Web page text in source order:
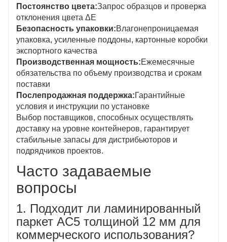
Постоянство цвета:Запрос образцов и проверка
отклонения цвета ΔE
Безопасность упаковки:Влагонепроницаемая
упаковка, усиленные поддоны, картонные коробки
экспортного качества
Производственная мощность:Ежемесячные
обязательства по объему производства и срокам
поставки
Послепродажная поддержка:Гарантийные
условия и инструкции по установке
Выбор поставщиков, способных осуществлять
доставку на уровне контейнеров, гарантирует
стабильные запасы для дистрибьюторов и
подрядчиков проектов.
Часто задаваемые
вопросы
1. Подходит ли ламинированный
паркет AC5 толщиной 12 мм для
коммерческого использования?